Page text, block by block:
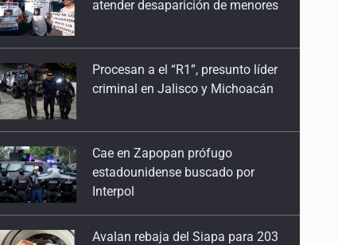
criminal en Jalisco y Michoacán
Cae en Zapopan prófugo
estadounidense buscado por
Avalan rebaja del Siapa para 203
colonias
Realizan primera boda